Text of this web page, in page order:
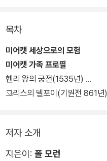
져서 금세 찾아낼 수 있다.
목차
미어캣 세상으로의 모험
미어캣 가족 프로필
헨리 왕의 궁전(1535년)
그리스의 델포이(기원전 861년)
저자 소개
지은이: 폴 모런